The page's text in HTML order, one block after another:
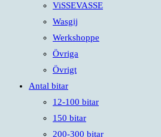
ViSSEVASSE
Wasgij
Werkshoppe
Övriga
Övrigt
Antal bitar
12-100 bitar
150 bitar
200-300 bitar